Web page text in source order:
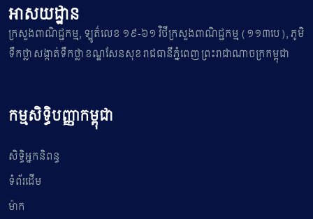
អាសយដ្ឋាន
ក្រសួងពាណិជ្ជកម្ម, ឡូត៌លេខ ១៩-៦១ វិថីក្រសួងពាណិជ្ជកម្ម (១១៣បេ), ភូមិ
ទឹកថ្លា សង្កាត់ទឹកថ្លា ខណ្ឌសែនសុខ រាជធានីភ្នំពេញ ព្រះរាជាណាចក្រកម្ពុជា
កម្មសិទ្ធិបញ្ញាកម្ពុជា
សិទ្ធិអ្នកនិពន្ធ
ទំព័រដើម
ម៉ាក